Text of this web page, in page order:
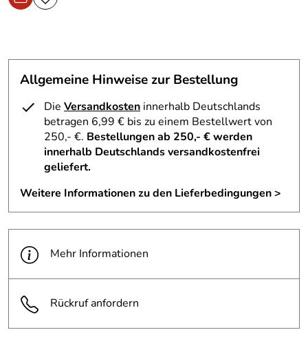
Allgemeine Hinweise zur Bestellung
Die Versandkosten innerhalb Deutschlands
betragen 6,99 € bis zu einem Bestellwert von
250,- €. Bestellungen ab 250,- € werden
innerhalb Deutschlands versandkostenfrei
geliefert.
Weitere Informationen zu den Lieferbedingungen >
Mehr Informationen
Rückruf anfordern